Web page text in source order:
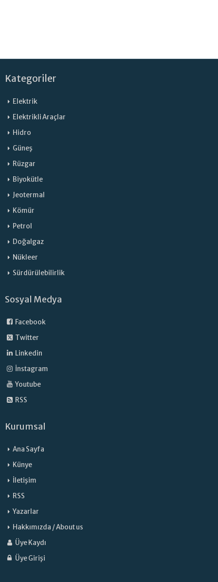
Kategoriler
Elektrik
Elektrikli Araçlar
Hidro
Güneş
Rüzgar
Biyokütle
Jeotermal
Kömür
Petrol
Doğalgaz
Nükleer
Sürdürülebilirlik
Sosyal Medya
Facebook
Twitter
Linkedin
İnstagram
Youtube
RSS
Kurumsal
Ana Sayfa
Künye
İletişim
RSS
Yazarlar
Hakkımızda / About us
Üye Kaydı
Üye Girişi